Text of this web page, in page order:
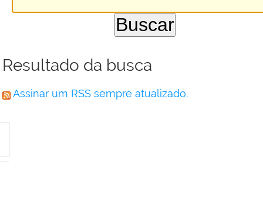
Resultado da busca
Assinar um RSS sempre atualizado.